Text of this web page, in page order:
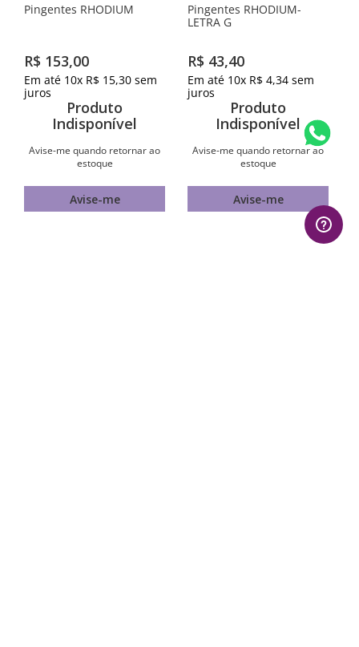
Pingentes RHODIUM
R$ 153,00
Em até 10x R$ 15,30 sem
juros
Produto
Indisponível
Avise-me quando retornar ao
estoque
Avise-me
Pingentes RHODIUM-
LETRA G
R$ 43,40
Em até 10x R$ 4,34 sem
juros
Produto
Indisponível
Avise-me quando retornar ao
estoque
Avise-me